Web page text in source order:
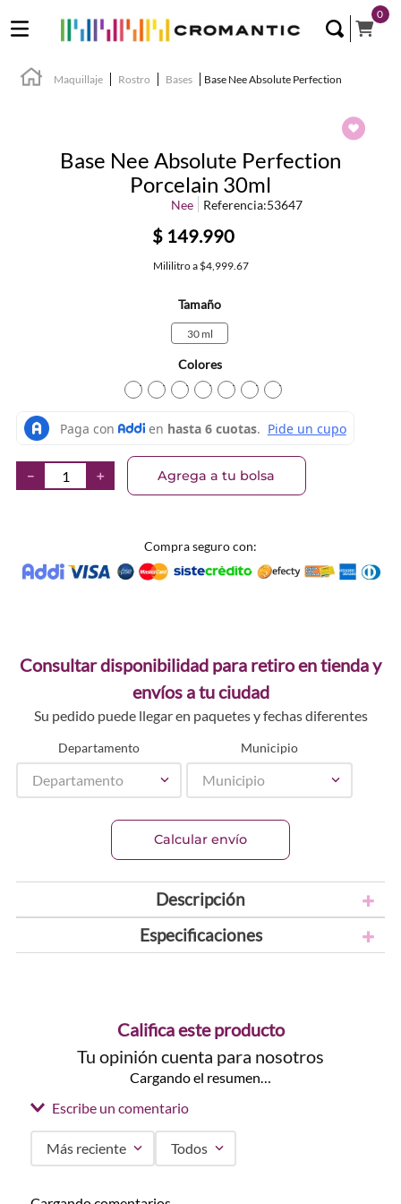
0
Maquillaje Rostro Bases Base Nee Absolute Perfection
Base Nee Absolute Perfection
Porcelain 30ml
Nee Referencia:53647
$ 149.990
Mililitroa $4,999.67
Tamaño
30 ml
Colores
TEXTURA_53647
TEXTURA_53650
TEXTURA_53653
TEXTURA_59921
TEXTURA_61568
TEXTURA_61569
＋
－ Agrega a tu bolsa
Compra seguro con:
Consultar disponibilidad para retiro en tienda y
envíos a tu ciudad
Su pedido puede llegar en paquetes y fechas diferentes
Departamento
Departamento
Municipio
Municipio
Calcular envío
Descripción
Especificaciones
Califica este producto
Tu opinión cuenta para nosotros
Cargando el resumen…
Escribe un comentario
Más reciente Todos